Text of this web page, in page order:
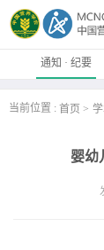
通知 · 纪要
当前位置 : 首页
婴幼